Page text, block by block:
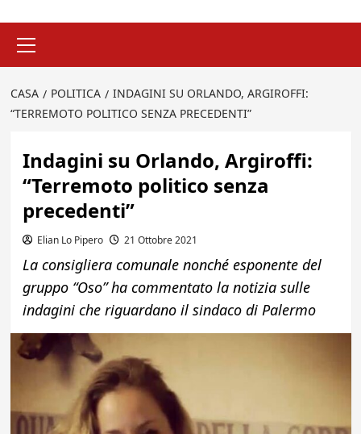
principale
CASA POLITICA
INDAGINI SU ORLANDO, ARGIROFFI:
“TERREMOTO POLITICO SENZA PRECEDENTI”
Indagini su Orlando, Argiroffi:
“Terremoto politico senza
precedenti”
Elian Lo Pipero 21 Ottobre 2021
La consigliera comunale nonché esponente del
gruppo “Oso” ha commentato la notizia sulle
indagini che riguardano il sindaco di Palermo